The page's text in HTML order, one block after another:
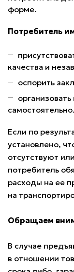
форме.
Потребитель
качества и
оспорить
самостоятельно.
Если по
установлено,
отсутствуют
потребитель
расходы на ее
на
Обращаем
В случае
в отношении